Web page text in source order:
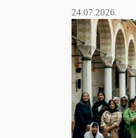
24.07.2026.